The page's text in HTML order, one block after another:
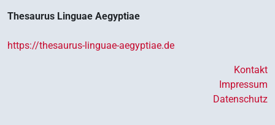
Thesaurus Linguae Aegyptiae
https://thesaurus-linguae-aegyptiae.de
Kontakt
Impressum
Datenschutz